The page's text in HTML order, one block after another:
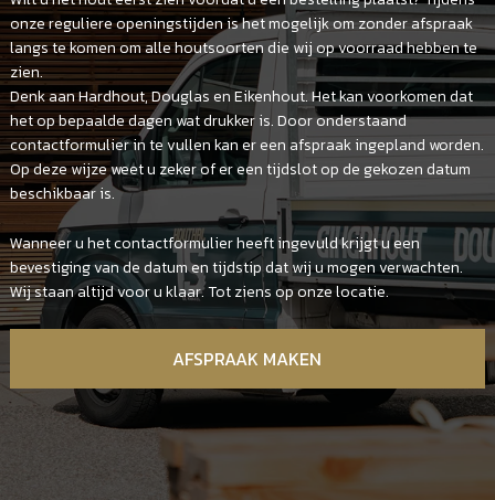
onze reguliere openingstijden is het mogelijk om zonder afspraak
langs te komen om alle houtsoorten die wij op voorraad hebben te
zien.
Denk aan Hardhout, Douglas en Eikenhout. Het kan voorkomen dat
het op bepaalde dagen wat drukker is. Door onderstaand
contactformulier in te vullen kan er een afspraak ingepland worden.
Op deze wijze weet u zeker of er een tijdslot op de gekozen datum
beschikbaar is.
Wanneer u het contactformulier heeft ingevuld krijgt u een
bevestiging van de datum en tijdstip dat wij u mogen verwachten.
Wij staan altijd voor u klaar. Tot ziens op onze locatie.
AFSPRAAK MAKEN